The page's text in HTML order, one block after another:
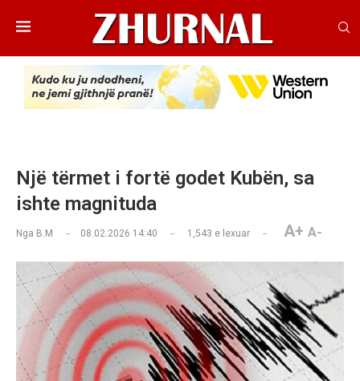
Një tërmet i fortë godet Kubën, sa
ishte magnituda
Nga B.M 08.02.2026 14:40 1,543 e lexuar A+ A-